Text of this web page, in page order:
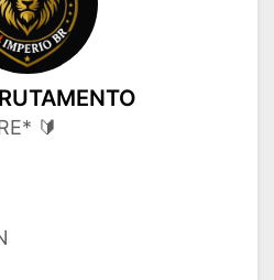
🔰